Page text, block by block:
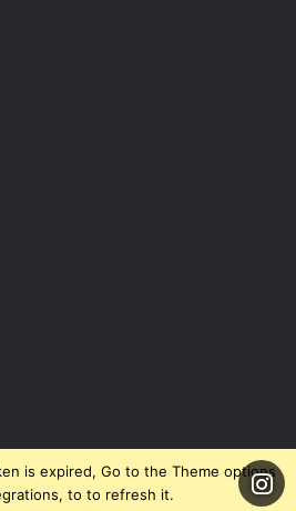
is expired, Go to the Theme options
to to refresh it.